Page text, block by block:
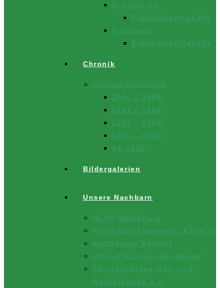
G-Junioren
Ergebnisse/Tabelle
F-Jugend
Ergebnisse/Tabelle
Chronik
Vorstandschronik
1946 – 1960
1961 – 1980
1981 – 2000
2001 – 2020
Ab 2021
Bildergalerien
Unsere Nachbarn
DLRG Wolfsburg
Freiwilige Feuerwehr Kästorf
Kyffhäuser Kästorf
Ortsrat Kästorf-Sandkamp
Sportschützen Ost- und
Westpreußen e.V.